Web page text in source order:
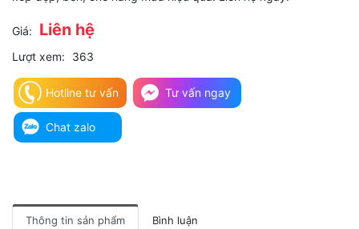
Giá: Liên hệ
Lượt xem: 363
Hotline tư vấn Tư vấn ngay
Chat zalo
Thông tin sản phẩm Bình luận